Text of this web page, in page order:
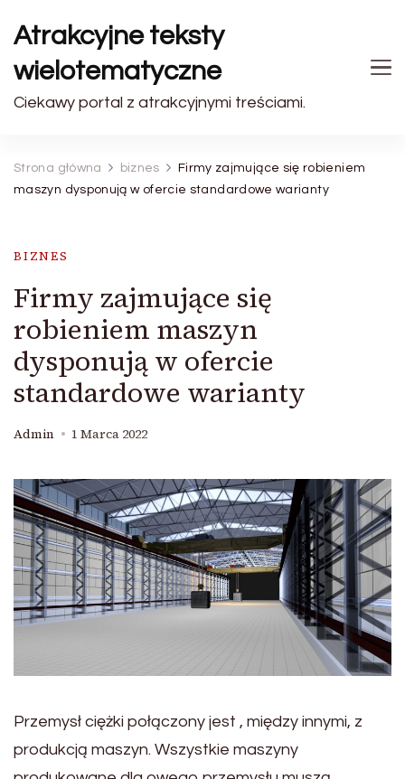
Atrakcyjne teksty
wielotematyczne
Ciekawy portal z atrakcyjnymi treściami.
Strona główna biznes
Firmy zajmujące się robieniem
maszyn dysponują w ofercie standardowe warianty
BIZNES
Firmy zajmujące się
robieniem maszyn
dysponują w ofercie
standardowe warianty
Admin 1 Marca 2022
Przemysł ciężki połączony jest , między innymi, z
produkcją maszyn. Wszystkie maszyny